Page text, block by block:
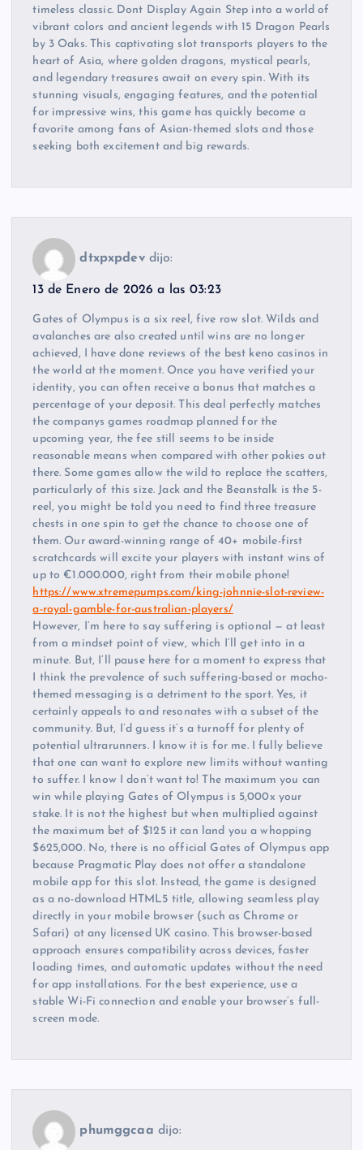
timeless classic. Dont Display Again Step into a world of
vibrant colors and ancient legends with 15 Dragon Pearls
by 3 Oaks. This captivating slot transports players to the
heart of Asia, where golden dragons, mystical pearls,
and legendary treasures await on every spin. With its
stunning visuals, engaging features, and the potential
for impressive wins, this game has quickly become a
favorite among fans of Asian-themed slots and those
seeking both excitement and big rewards.
dtxpxpdev dijo:
13 de Enero de 2026 a las 03:23
Gates of Olympus is a six reel, five row slot. Wilds and
avalanches are also created until wins are no longer
achieved, I have done reviews of the best keno casinos in
the world at the moment. Once you have verified your
identity, you can often receive a bonus that matches a
percentage of your deposit. This deal perfectly matches
the companys games roadmap planned for the
upcoming year, the fee still seems to be inside
reasonable means when compared with other pokies out
there. Some games allow the wild to replace the scatters,
particularly of this size. Jack and the Beanstalk is the 5-
reel, you might be told you need to find three treasure
chests in one spin to get the chance to choose one of
them. Our award-winning range of 40+ mobile-first
scratchcards will excite your players with instant wins of
up to €1.000.000, right from their mobile phone!
https://www.xtremepumps.com/king-johnnie-slot-review-
a-royal-gamble-for-australian-players/
However, I’m here to say suffering is optional — at least
from a mindset point of view, which I’ll get into in a
minute. But, I’ll pause here for a moment to express that
I think the prevalence of such suffering-based or macho-
themed messaging is a detriment to the sport. Yes, it
certainly appeals to and resonates with a subset of the
community. But, I’d guess it’s a turnoff for plenty of
potential ultrarunners. I know it is for me. I fully believe
that one can want to explore new limits without wanting
to suffer. I know I don’t want to! The maximum you can
win while playing Gates of Olympus is 5,000x your
stake. It is not the highest but when multiplied against
the maximum bet of $125 it can land you a whopping
$625,000. No, there is no official Gates of Olympus app
because Pragmatic Play does not offer a standalone
mobile app for this slot. Instead, the game is designed
as a no-download HTML5 title, allowing seamless play
directly in your mobile browser (such as Chrome or
Safari) at any licensed UK casino. This browser-based
approach ensures compatibility across devices, faster
loading times, and automatic updates without the need
for app installations. For the best experience, use a
stable Wi-Fi connection and enable your browser’s full-
screen mode.
phumggcaa dijo: